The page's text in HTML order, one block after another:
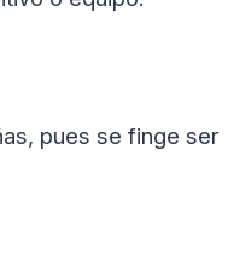
pues se finge ser